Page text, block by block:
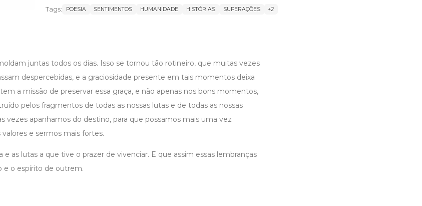
Tags: POESIA SENTIMENTOS HUMANIDADE HISTÓRIAS SUPERAÇÕES +2
juntas todos os dias. Isso se tornou tão rotineiro, que muitas vezes
despercebidas, e a graciosidade presente em tais momentos deixa
a missão de preservar essa graça, e não apenas nos bons momentos,
pelos fragmentos de todas as nossas lutas e de todas as nossas
vezes apanhamos do destino, para que possamos mais uma vez
e sermos mais fortes.
e as lutas a que tive o prazer de vivenciar. E que assim essas lembranças
e o espírito de outrem.